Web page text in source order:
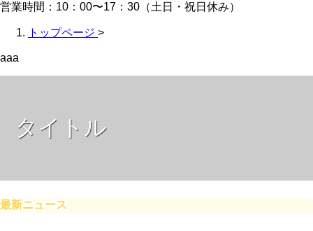
営業時間：10：00〜17：30（土日・祝日休み）
トップページ >
aaa
タイトル
最新ニュース